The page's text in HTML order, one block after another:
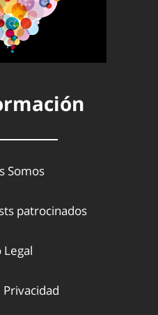
Somos
patrocinados
Legal